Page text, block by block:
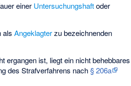
einer Untersuchungshaftoder
alsAngeklagterzu bezeichnenden
ergangen ist, liegt ein nicht behebbares
des Strafverfahrens nach§ 206a